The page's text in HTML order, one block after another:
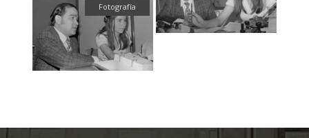
Fotografía